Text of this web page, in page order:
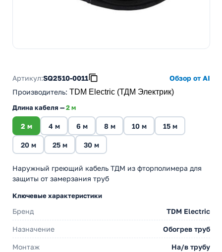
Артикул:SQ2510-0011
Обзор от AI
Производитель: TDM Electric (ТДМ Электрик)
Длина кабеля —2 м
2 м 4 м 6 м 8 м 10 м 15 м
20 м 25 м 30 м
Наружный греющий кабель ТДМ из фторполимера для
защиты от замерзания труб
Ключевые характеристики
Бренд TDM Electric
Назначение Обогрев труб
Монтаж На/в трубу